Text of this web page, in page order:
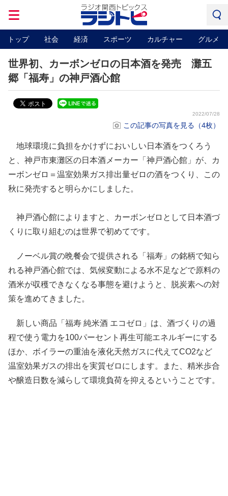
トップ 社会 経済 スポーツ カルチャー グルメ
世界初、カーボンゼロの日本酒を発売 灘五
郷「福寿」の神戸酒心館
2022/07/28
この記事の写真を見る（4枚）
地球環境に負担をかけずにおいしい日本酒をつくろう
と、神戸市東灘区の日本酒メーカー「神戸酒心館」が、カ
ーボンゼロ＝温室効果ガス排出量ゼロの酒をつくり、この
秋に発売すると明らかにしました。
神戸酒心館によりますと、カーボンゼロとして日本酒づ
くりに取り組むのは世界で初めてです。
ノーベル賞の晩餐会で提供される「福寿」の銘柄で知ら
れる神戸酒心館では、気候変動による水不足などで原料の
酒米が収穫できなくなる事態を避けようと、脱炭素への対
策を進めてきました。
新しい商品「福寿 純米酒 エコゼロ」は、酒づくりの過
程で使う電力を100パーセント再生可能エネルギーにする
ほか、ボイラーの重油を液化天然ガスに代えてCO2など
温室効果ガスの排出を実質ゼロにします。また、精米歩合
や醸造日数を減らして環境負荷を抑えるということです。